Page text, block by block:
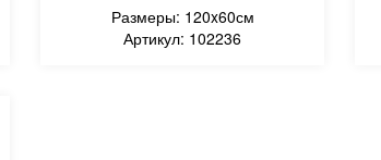
Размеры: 120x60см
Артикул: 102236